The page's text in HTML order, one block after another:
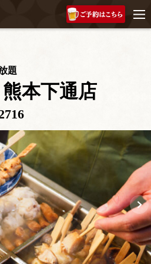
題
本下通店